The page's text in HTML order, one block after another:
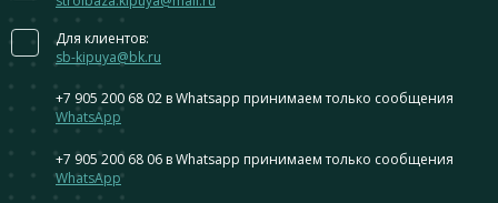
Для клиентов:
sb-kipuya@bk.ru
+7 905 200 68 02 в Whatsapp принимаем только сообщения
WhatsApp
+7 905 200 68 06 в Whatsapp принимаем только сообщения
WhatsApp